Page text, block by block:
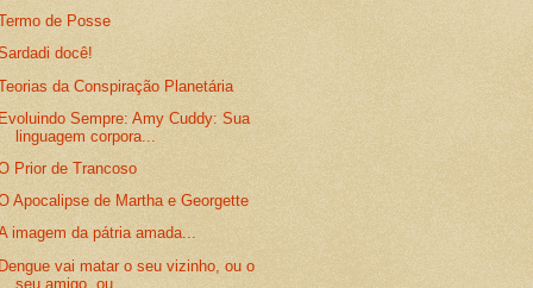
de Posse
docê!
da Conspiração Planetária
Sempre: Amy Cuddy: Sua
linguagem corpora...
Prior de Trancoso
Apocalipse de Martha e Georgette
imagem da pátria amada...
vai matar o seu vizinho, ou o
seu amigo, ou...